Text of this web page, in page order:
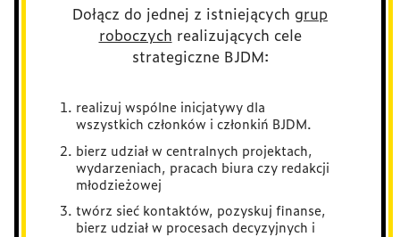
Dołącz do jednej z istniejących grup
roboczych realizujących cele
strategiczne BJDM:
realizuj wspólne inicjatywy dla
wszystkich członków i członkiń BJDM.
bierz udział w centralnych projektach,
wydarzeniach, pracach biura czy redakcji
młodzieżowej
twórz sieć kontaktów, pozyskuj finanse,
bierz udział w procesach decyzyjnych i